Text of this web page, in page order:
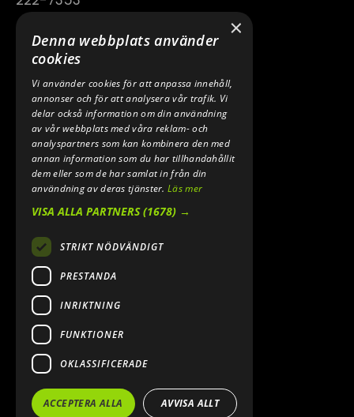
TELEFON:
0640 200 50
E-POST:
INFO@SPEEDSHOPEN.SE
ÅNGRA MITT KÖP
2026. ALL RIGHTS RESERVED.
POWERED BY EMPORI CMS
×
Denna webbplats använder
cookies
Vi använder cookies för att anpassa innehåll,
annonser och för att analysera vår trafik. Vi
delar också information om din användning
av vår webbplats med våra reklam- och
analyspartners som kan kombinera den med
annan information som du har tillhandahållit
dem eller som de har samlat in från din
användning av deras tjänster.Läs mer
VISA ALLA PARTNERS(1678) →
STRIKT NÖDVÄNDIGT
PRESTANDA
INRIKTNING
FUNKTIONER
OKLASSIFICERADE
ACCEPTERA ALLA AVVISA ALLT